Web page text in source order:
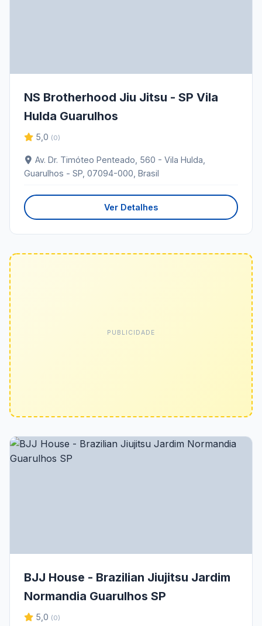
NS Brotherhood Jiu Jitsu - SP Vila
Hulda Guarulhos
5,0 (0)
Av. Dr. Timóteo Penteado, 560 - Vila Hulda,
Guarulhos - SP, 07094-000, Brasil
Ver Detalhes
BJJ House - Brazilian Jiujitsu Jardim
Normandia Guarulhos SP
5,0 (0)